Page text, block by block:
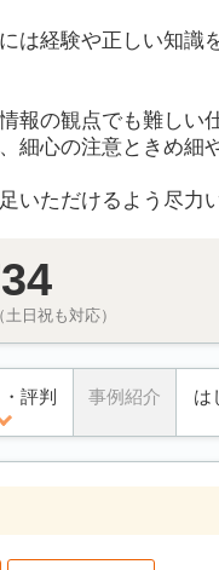
は経験や正しい知識
報の観点でも難しい
細心の注意ときめ細
いただけるよう尽力
日祝も対応）
評判 事例紹介 は